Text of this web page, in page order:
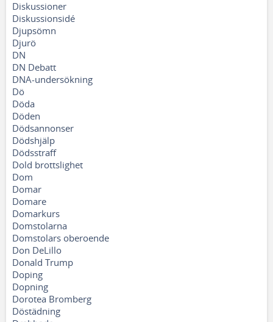
Diskussioner
Diskussionsidé
Djupsömn
Djurö
DN
DN Debatt
DNA-undersökning
Dö
Döda
Döden
Dödsannonser
Dödshjälp
Dödsstraff
Dold brottslighet
Dom
Domar
Domare
Domarkurs
Domstolarna
Domstolars oberoende
Don DeLillo
Donald Trump
Doping
Dopning
Dorotea Bromberg
Döstädning